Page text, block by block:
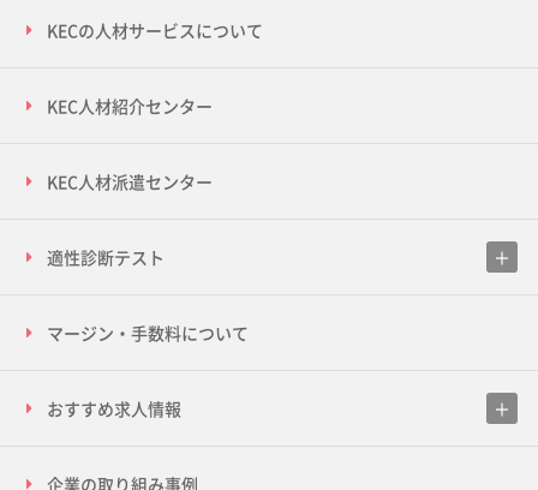
KECの人材サービスについて
KEC人材紹介センター
KEC人材派遣センター
適性診断テスト
マージン・手数料について
おすすめ求人情報
企業の取り組み事例